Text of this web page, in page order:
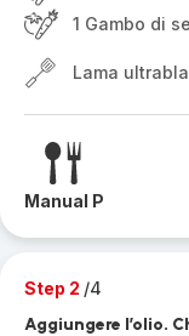
1 Gambo di
Lama
Manual P
Step 2 /4
Aggiungere l’olio.